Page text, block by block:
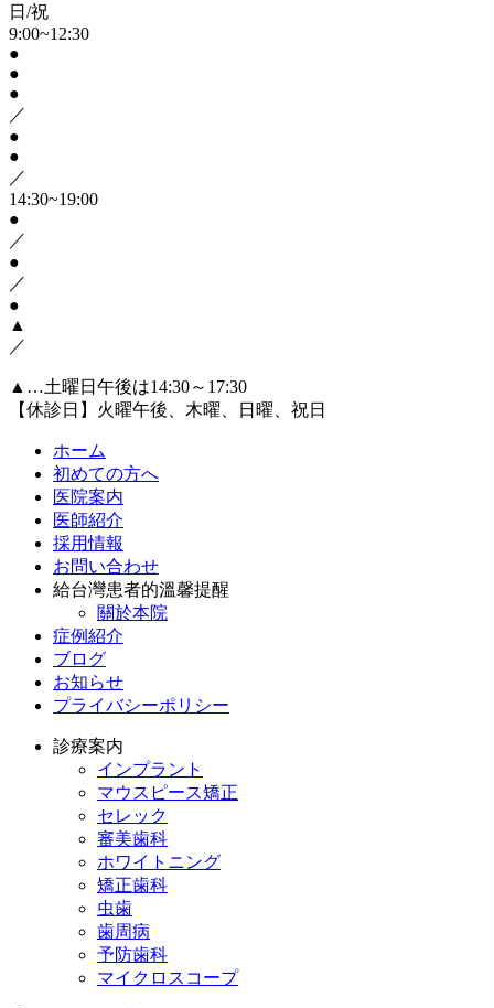
日/祝
9:00~12:30
●
●
●
／
●
●
／
14:30~19:00
●
／
●
／
●
▲
／
▲…土曜日午後は14:30～17:30
【休診日】火曜午後、木曜、日曜、祝日
ホーム
初めての方へ
医院案内
医師紹介
採用情報
お問い合わせ
給台灣患者的溫馨提醒
關於本院
症例紹介
ブログ
お知らせ
プライバシーポリシー
診療案内
インプラント
マウスピース矯正
セレック
審美歯科
ホワイトニング
矯正歯科
虫歯
歯周病
予防歯科
マイクロスコープ